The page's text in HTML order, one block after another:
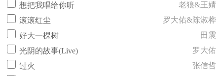
想把我唱给你听
老狼&王婧
滚滚红尘
罗大佑&陈淑桦
好大一棵树
田震
光阴的故事(Live)
罗大佑
过火
张信哲